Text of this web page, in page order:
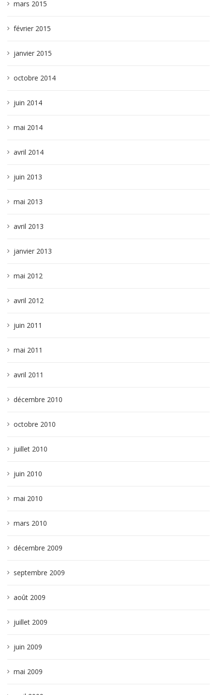
mars 2015
février 2015
janvier 2015
octobre 2014
juin 2014
mai 2014
avril 2014
juin 2013
mai 2013
avril 2013
janvier 2013
mai 2012
avril 2012
juin 2011
mai 2011
avril 2011
décembre 2010
octobre 2010
juillet 2010
juin 2010
mai 2010
mars 2010
décembre 2009
septembre 2009
août 2009
juillet 2009
juin 2009
mai 2009